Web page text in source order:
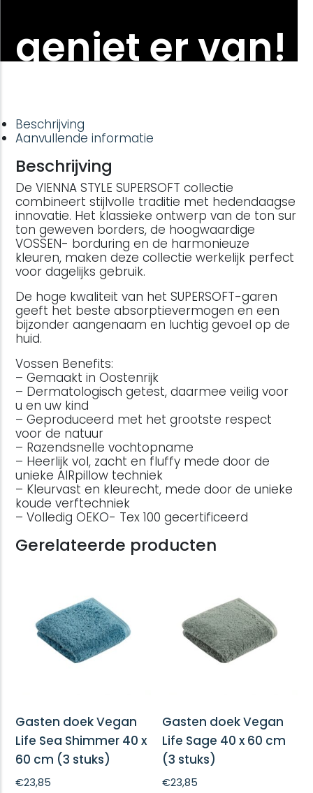
geniet er van!
Beschrijving
Aanvullende informatie
Beschrijving
De VIENNA STYLE SUPERSOFT collectie
combineert stijlvolle traditie met hedendaagse
innovatie. Het klassieke ontwerp van de ton sur
ton geweven borders, de hoogwaardige
VOSSEN- borduring en de harmonieuze
kleuren, maken deze collectie werkelijk perfect
voor dagelijks gebruik.
De hoge kwaliteit van het SUPERSOFT-garen
geeft het beste absorptievermogen en een
bijzonder aangenaam en luchtig gevoel op de
huid.
Vossen Benefits:
– Gemaakt in Oostenrijk
– Dermatologisch getest, daarmee veilig voor
u en uw kind
– Geproduceerd met het grootste respect
voor de natuur
– Razendsnelle vochtopname
– Heerlijk vol, zacht en fluffy mede door de
unieke AIRpillow techniek
– Kleurvast en kleurecht, mede door de unieke
koude verftechniek
– Volledig OEKO- Tex 100 gecertificeerd
Gerelateerde producten
Gasten doek Vegan
Life Sea Shimmer 40 x
60 cm (3 stuks)
€23,85
Gasten doek Vegan
Life Sage 40 x 60 cm
(3 stuks)
€23,85